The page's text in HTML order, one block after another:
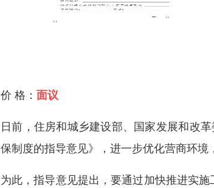
价 格： 面议
日前，住房和城乡建设部、国家发展和改
保制度的指导意见》，进一步优化营商环境
为此，指导意见提出，要通过加快推进实